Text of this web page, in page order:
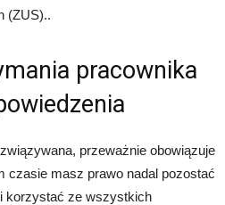
(ZUS)..
pracownika
przeważnie obowiązuje
czasie masz prawo nadal pozostać
korzystać ze wszystkich